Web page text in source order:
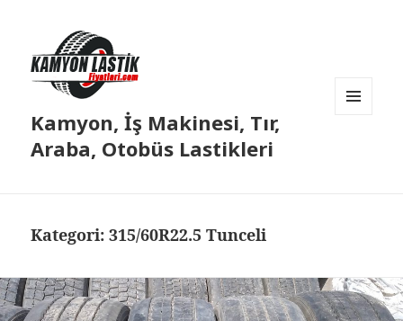
Kamyon, İş Makinesi, Tır,
Araba, Otobüs Lastikleri
Kategori:315/60R22.5 Tunceli